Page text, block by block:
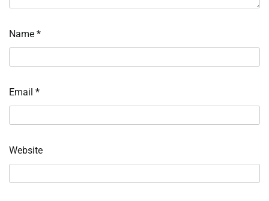
Name *
Email *
Website